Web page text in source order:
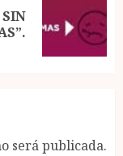
SIN
será publicada.